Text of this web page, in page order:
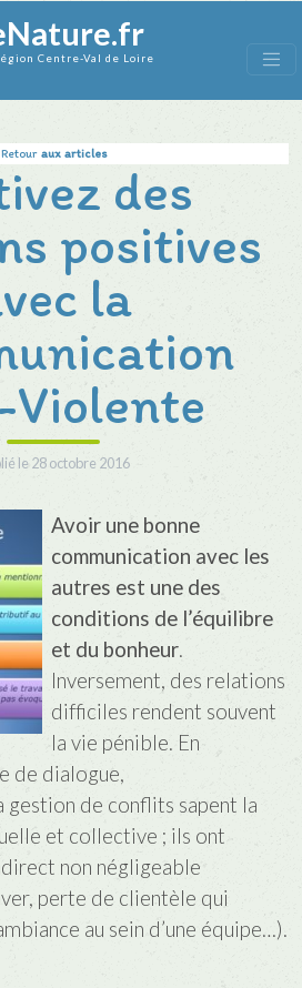
Centre-Val de Loire
Retour aux articles
des
positives
la
Violente
le 28 octobre 2016
Avoir une bonne
communication avec les
autres est une des
conditions de l’équilibre
et du bonheur.
Inversement, des relations
difficiles rendent souvent
la vie pénible. En
de dialogue,
gestion de conflits sapent la
et collective ; ils ont
non négligeable
perte de clientèle qui
au sein d’une équipe…).